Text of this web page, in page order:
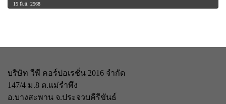
15 มิ.ย. 2568
บริษัท วีพี คอร์ปอเรชั่น 2016 จำกัด
147/4 ม.8 ต.แม่รำพึง
อ.บางสะพาน จ.ประจวบคีรีขันธ์